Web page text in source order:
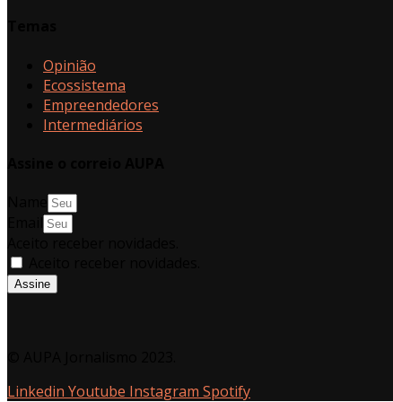
Opinião
Ecossistema
Empreendedores
Intermediários
Assine
Linkedin Youtube Instagram Spotify